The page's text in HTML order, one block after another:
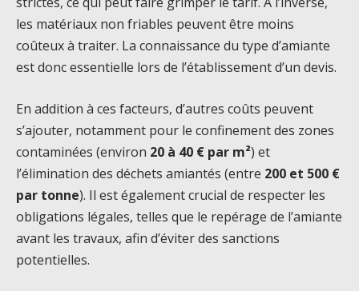
les matériaux non friables peuvent être moins
coûteux à traiter. La connaissance du type d’amiante
est donc essentielle lors de l’établissement d’un devis.
En addition à ces facteurs, d’autres coûts peuvent
s’ajouter, notamment pour le confinement des zones
contaminées (environ 20 à 40 € par m²) et
l’élimination des déchets amiantés (entre 200 et 500 €
par tonne). Il est également crucial de respecter les
obligations légales, telles que le repérage de l’amiante
avant les travaux, afin d’éviter des sanctions
potentielles.